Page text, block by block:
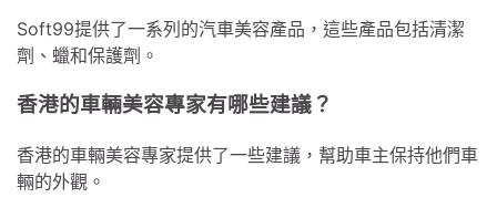
Soft99提供了一系列的汽車美容產品，這些產品包括清潔
劑、蠟和保護劑。
香港的車輛美容專家有哪些建議？
香港的車輛美容專家提供了一些建議，幫助車主保持他們車
輛的外觀。